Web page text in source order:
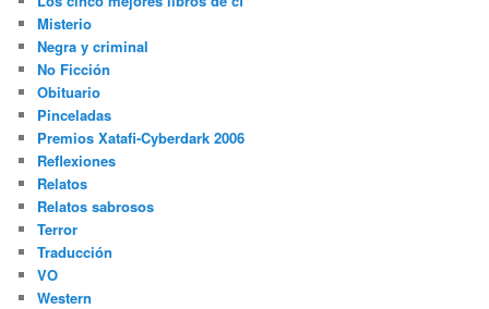
Misterio
Negra y criminal
No Ficción
Obituario
Pinceladas
Premios Xatafi-Cyberdark 2006
Reflexiones
Relatos
Relatos sabrosos
Terror
Traducción
VO
Western